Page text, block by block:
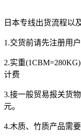
日本专线出货流程以
1.交货前请先注册用
2.实重
计费
3.接一般贸易报关货
元。
4.木质、竹质产品需